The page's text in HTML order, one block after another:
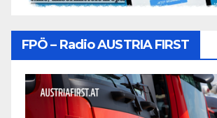
FPÖ – Radio AUSTRIA FIRST